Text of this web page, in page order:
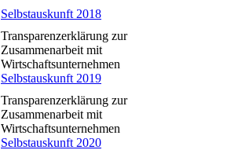
Selbstauskunft 2018
Transparenzerklärung zur
Zusammenarbeit mit
Wirtschaftsunternehmen
Selbstauskunft 2019
Transparenzerklärung zur
Zusammenarbeit mit
Wirtschaftsunternehmen
Selbstauskunft 2020